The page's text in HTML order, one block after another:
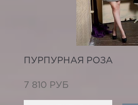
ПУРПУРНАЯ РОЗА
7 810 РУБ